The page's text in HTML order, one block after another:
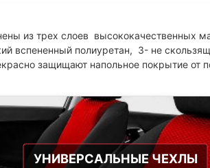
из трех слоев высококачественных
вспененный полиуретан, 3- не
защищают напольное покрытие от
УНИВЕРСАЛЬНЫЕ ЧЕХЛЫ